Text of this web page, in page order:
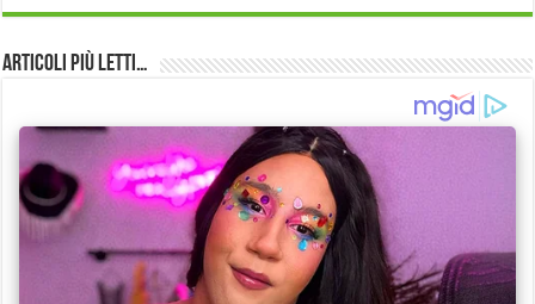
Articoli più Letti…